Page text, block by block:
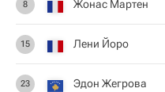
8 Жонас Мартен
15 Лени Йоро
23 Эдон Жегрова